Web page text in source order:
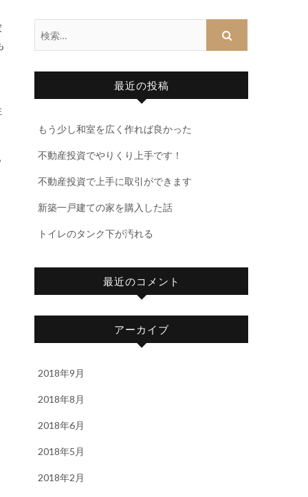
最近の投稿
もう少し和室を広く作れば良かった
不動産投資でやりくり上手です！
不動産投資で上手に取引ができます
新築一戸建ての家を購入した話
トイレのタンク下が汚れる
最近のコメント
アーカイブ
2018年9月
2018年8月
2018年6月
2018年5月
2018年2月